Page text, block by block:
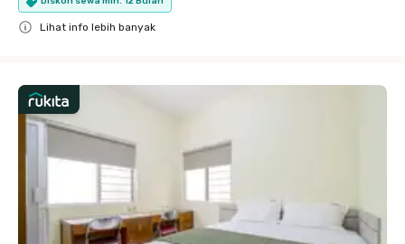
Lihat info lebih banyak